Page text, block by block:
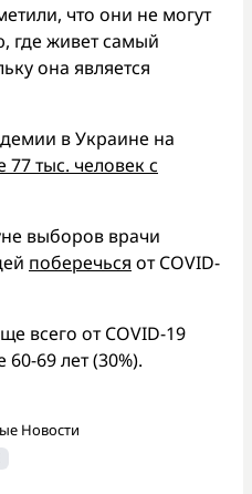
что они не могут
где живет самый
она является
в Украине на
77 тыс. человек с
выборов врачи
поберечься от COVID-
всего от COVID-19
69 лет (30%).
Новости